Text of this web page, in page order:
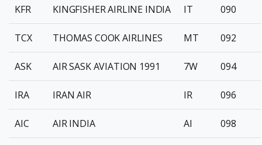
KFR KINGFISHER AIRLINE INDIA IT 090
TCX THOMAS COOK AIRLINES MT 092
ASK AIR SASK AVIATION 1991 7W 094
IRA IRAN AIR IR 096
AIC AIR INDIA AI 098